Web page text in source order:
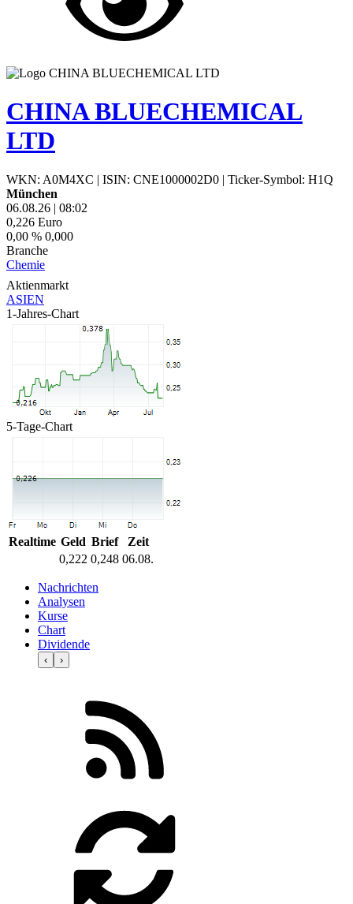
CHINA BLUECHEMICAL
LTD
WKN: A0M4XC | ISIN: CNE1000002D0 | Ticker-Symbol: H1Q
München
06.08.26 | 08:02
0,226 Euro
0,00 % 0,000
Branche
Chemie
Aktienmarkt
ASIEN
1-Jahres-Chart
5-Tage-Chart
Realtime Geld Brief
Zeit
0,222 0,248 06.08.
Nachrichten
Analysen
Kurse
Chart
Dividende
‹ ›